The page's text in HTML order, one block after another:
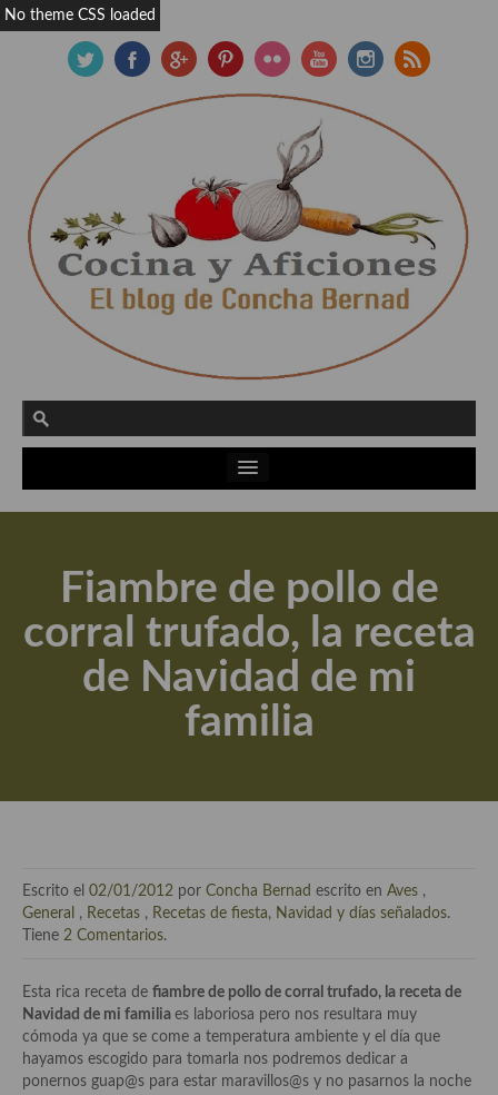
Actualidad y recomendaciones
Apuntes, estudios sobre temas interesantes e importantes
Aceite de Oliva Virgen Extra (AOVE)
Recetas maridadas con los mejores AOVES
Flores en la cocina recetas
En la mesa: menaje, vajilla, técnicas de emplatado, decoración
Historia de la gastronomía, platos celebres, cocineros, críticos,
historias culinarias y otras cosas
Origen y evolución de la comida
Fiambre de pollo de
corral trufado, la receta
de Navidad de mi
familia
Escrito el 02/01/2012 por Concha Bernad escrito en Aves ,
General
, Recetas , Recetas de fiesta, Navidad y días señalados.
Tiene 2 Comentarios.
Esta rica receta de fiambre de pollo de corral trufado, la receta de
Navidad de mi familia es laboriosa pero nos resultara muy
cómoda ya que se come a temperatura ambiente y el día que
hayamos escogido para tomarla nos podremos dedicar a
ponernos guap@s para estar maravillos@s y no pasarnos la noche
No theme CSS loaded